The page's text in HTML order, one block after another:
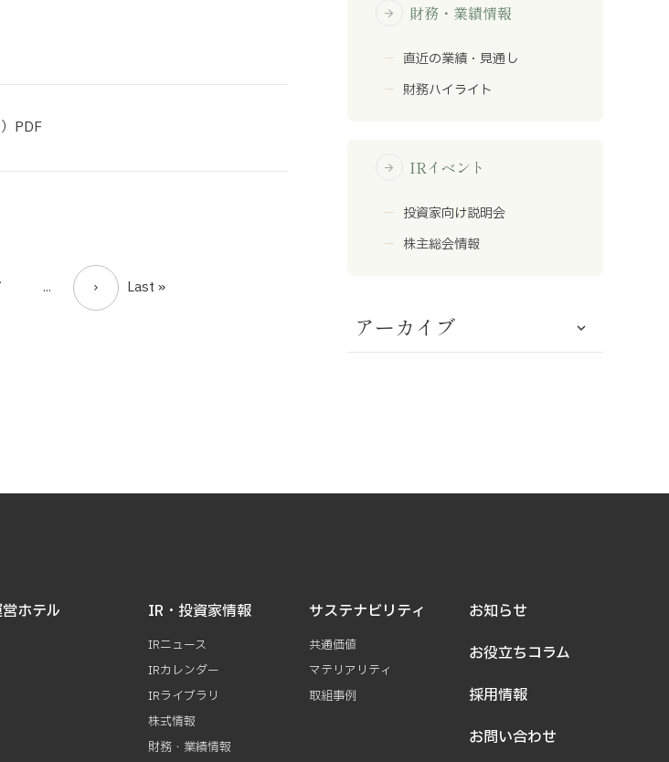
PDF
... Last »
arrow_forward 財務・業績情報
直近の業績・見通し
財務ハイライト
arrow_forward IRイベント
投資家向け説明会
株主総会情報
アーカイブ
ホテル IR・投資家情報
IRニュース
IRカレンダー
IRライブラリ
株式情報
財務・業績情報
サステナビリティ
共通価値
マテリアリティ
取組事例
お知らせ
お役立ちコラム
採用情報
お問い合わせ